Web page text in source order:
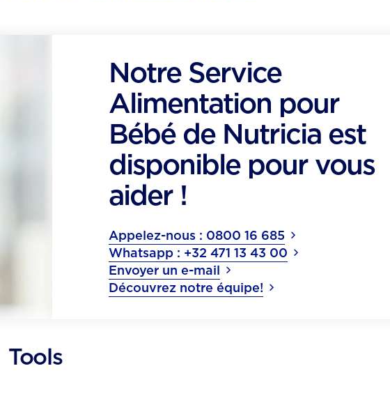
Notre Service
Alimentation pour
Bébé de Nutricia est
disponible pour vous
aider !
Appelez-nous : 0800 16 685
Whatsapp : +32 471 13 43 00
Envoyer un e-mail
Découvrez notre équipe!
Tools